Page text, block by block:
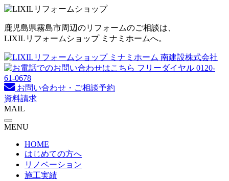
コ
テ
ン
ツ
へ
ス
キ
ッ
プ
鹿児島県霧島市周辺のリフォームのご相談は、
LIXILリフォームショップ ミナミホームへ。
お問い合わせ・ご相談予約
資料請求
MAIL
MENU
HOME
はじめての方へ
リノベーション
施工実績